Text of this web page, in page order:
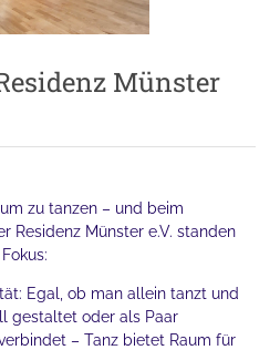
Münster
zu tanzen – und beim
Residenz Münster e.V. standen
Egal, ob man allein tanzt und
gestaltet oder als Paar
– Tanz bietet Raum für